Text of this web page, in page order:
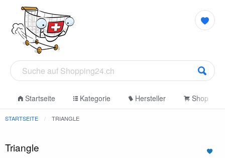
Startseite Kategorie Hersteller Shop
STARTSEITE TRIANGLE
Triangle